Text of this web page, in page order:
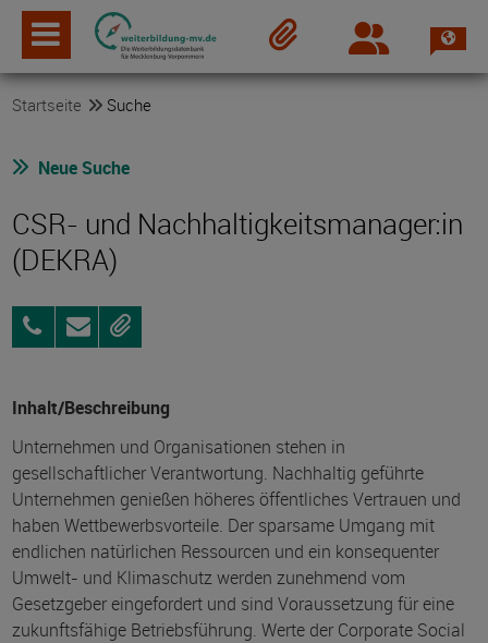
Login
Startseite Suche
Neue Suche
CSR- und Nachhaltigkeitsmanager:in
(DEKRA)
0381
2605679-
AnfragenMerken
Inhalt/Beschreibung
Unternehmen und Organisationen stehen in
gesellschaftlicher Verantwortung. Nachhaltig geführte
Unternehmen genießen höheres öffentliches Vertrauen und
haben Wettbewerbsvorteile. Der sparsame Umgang mit
endlichen natürlichen Ressourcen und ein konsequenter
Umwelt- und Klimaschutz werden zunehmend vom
Gesetzgeber eingefordert und sind Voraussetzung für eine
zukunftsfähige Betriebsführung. Werte der Corporate Social